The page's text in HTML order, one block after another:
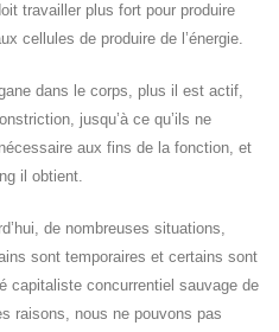
travailler plus fort pour produire
cellules de produire de l’énergie.
dans le corps, plus il est actif,
jusqu’à ce qu’ils ne
aux fins de la fonction, et
il obtient.
de nombreuses situations,
sont temporaires et certains sont
capitaliste concurrentiel sauvage de
raisons, nous ne pouvons pas